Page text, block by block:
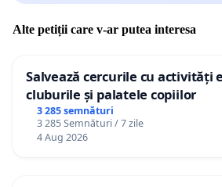
Alte petiții care v-ar putea interesa
Salvează cercurile cu activități
cluburile și palatele copiilor
3 285 semnături
3 285 Semnături / 7 zile
4 Aug 2026